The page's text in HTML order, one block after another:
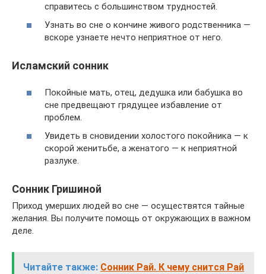
справитесь с большинством трудностей.
Узнать во сне о кончине живого родственника —
вскоре узнаете нечто неприятное от него.
Исламский сонник
Покойные мать, отец, дедушка или бабушка во
сне предвещают грядущее избавление от
проблем.
Увидеть в сновидении холостого покойника — к
скорой женитьбе, а женатого — к неприятной
разлуке.
Сонник Гришиной
Приход умерших людей во сне — осуществятся тайные
желания. Вы получите помощь от окружающих в важном
деле.
Читайте также: Сонник Рай. К чему снится Рай